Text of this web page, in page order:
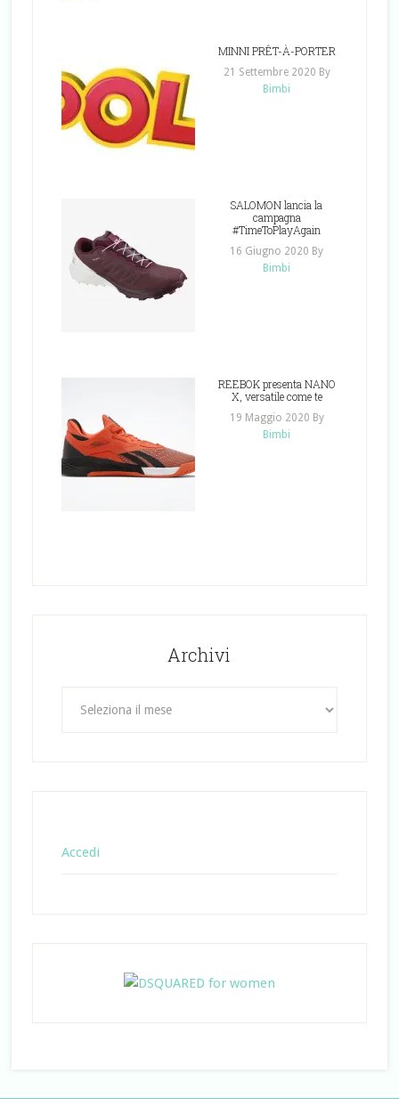
MINNI PRÊT-À-PORTER
21 Settembre 2020 By
Bimbi
SALOMON lancia la
campagna
#TimeToPlayAgain
16 Giugno 2020 By
Bimbi
REEBOK presenta NANO
X, versatile come te
19 Maggio 2020 By
Bimbi
Archivi
Accedi